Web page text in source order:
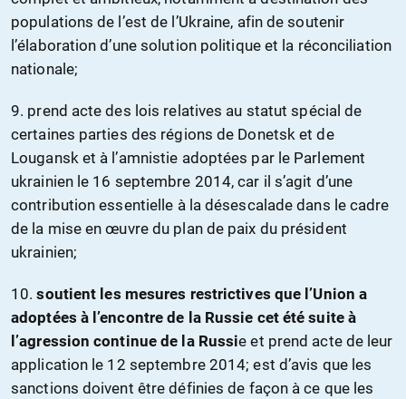
populations de l’est de l’Ukraine, afin de soutenir
l’élaboration d’une solution politique et la réconciliation
nationale;
9. prend acte des lois relatives au statut spécial de
certaines parties des régions de Donetsk et de
Lougansk et à l’amnistie adoptées par le Parlement
ukrainien le 16 septembre 2014, car il s’agit d’une
contribution essentielle à la désescalade dans le cadre
de la mise en œuvre du plan de paix du président
ukrainien;
10.soutient les mesures restrictives que l’Union a
adoptées à l’encontre de la Russie cet été suite à
l’agression continue de la Russie et prend acte de leur
application le 12 septembre 2014; est d’avis que les
sanctions doivent être définies de façon à ce que les